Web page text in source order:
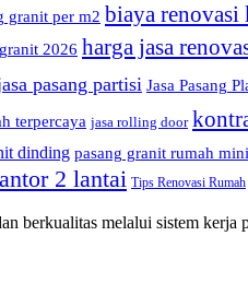
granit per m2 biaya renovasi
2026 harga jasa
pasang partisi Jasa Pasang
terpercaya jasa rolling door
dinding pasang granit rumah
2 lantai Tips Renovasi Rumah
berkualitas melalui sistem